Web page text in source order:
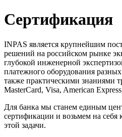
Сертификация
INPAS является крупнейшим
решений на российском рынке
глубокой инженерной
платежного оборудования
также практическими
MasterCard, Visa, American
Для банка мы станем единым
сертификации и возьмем на
этой задачи.